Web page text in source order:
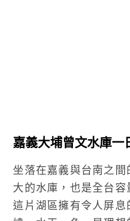
嘉義大埔曾文水庫一
坐落在嘉義與台南之
大的水庫，也是全台容
這片湖區擁有令人屏